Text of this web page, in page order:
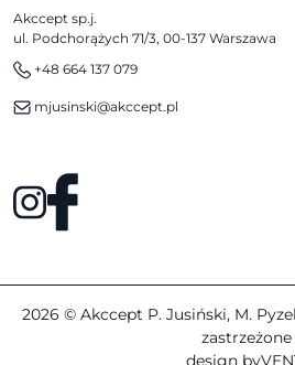
Akccept sp.j.
ul. Podchorążych 71/3, 00-137 Warszawa
+48 664 137 079
mjusinski@akccept.pl
2026 © Akccept P. Jusiński, M.
zastrzeżone
design by